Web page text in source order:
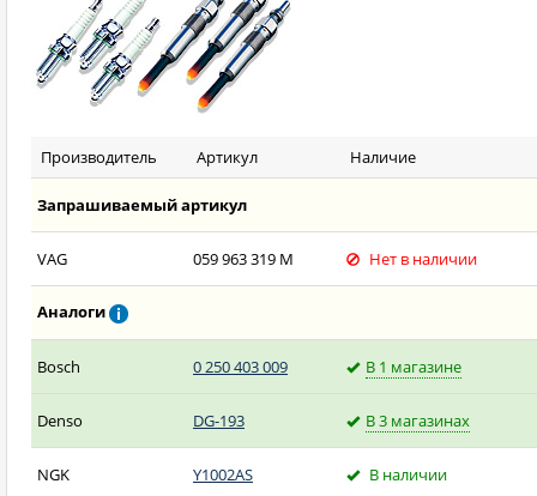
Производитель Артикул Наличие
Запрашиваемый артикул
VAG 059 963 319 M Нет в наличии
Аналоги
Bosch 0 250 403 009 В 1 магазине
Denso DG-193 В 3 магазинах
NGK Y1002AS В наличии